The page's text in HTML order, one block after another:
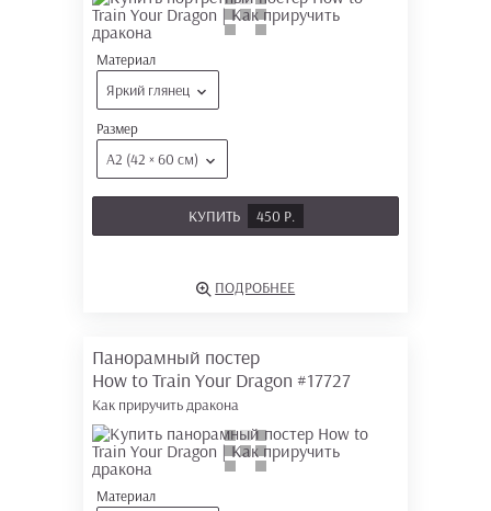
Материал
Яркий глянец
Размер
А2 (42 × 60 см)
КУПИТЬ 450 Р.
ПОДРОБНЕЕ
Панорамный постер
How to Train Your Dragon #17727
Как приручить дракона
Материал